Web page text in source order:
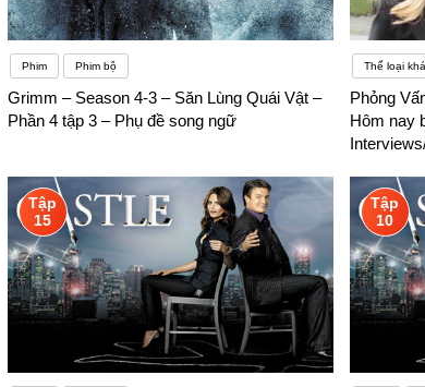
Phim Phim bộ
Grimm – Season 4-3 – Săn Lùng Quái Vật –
Phần 4 tập 3 – Phụ đề song ngữ
Thể loại
Phỏng
Hôm nay
Tập
15
Tập
10